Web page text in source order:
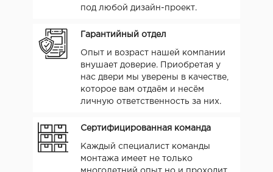
под любой дизайн-проект.
Гарантийный отдел
Опыт и возраст нашей компании
внушает доверие. Приобретая у
нас двери мы уверены в качестве,
которое вам отдаём и несём
личную ответственность за них.
Сертифицированная команда
Каждый специалист команды
монтажа имеет не только